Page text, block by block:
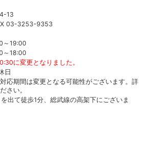
13
03-3253-9353
～19:00
18:00
に変更となりました。
応期間は変更となる可能性がございます。詳
さい。
出て徒歩1分、総武線の高架下にございま